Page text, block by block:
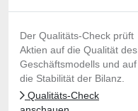
Der Qualitäts-Check prüft
Aktien auf die Qualität des
Geschäftsmodells und auf
die Stabilität der Bilanz.
Qualitäts-Check